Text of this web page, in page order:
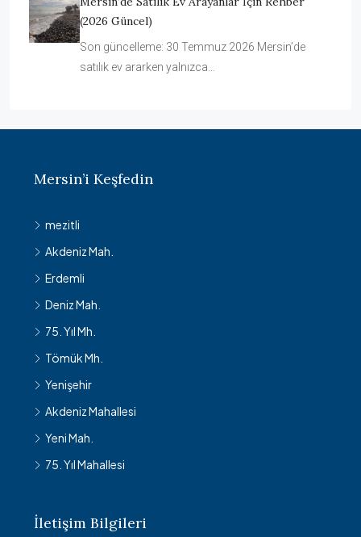
(2026 Güncel)
Son güncelleme: 30 Temmuz 2026 Mersin’de
satılık ev ararken yalnızca…
Mersin’i Keşfedin
mezitli
Akdeniz Mah.
Erdemli
Deniz Mah.
75. Yıl Mh.
Tömük Mh.
Yenişehir
Akdeniz Mahallesi
Yeni Mah.
75. Yıl Mahallesi
İletişim Bilgileri